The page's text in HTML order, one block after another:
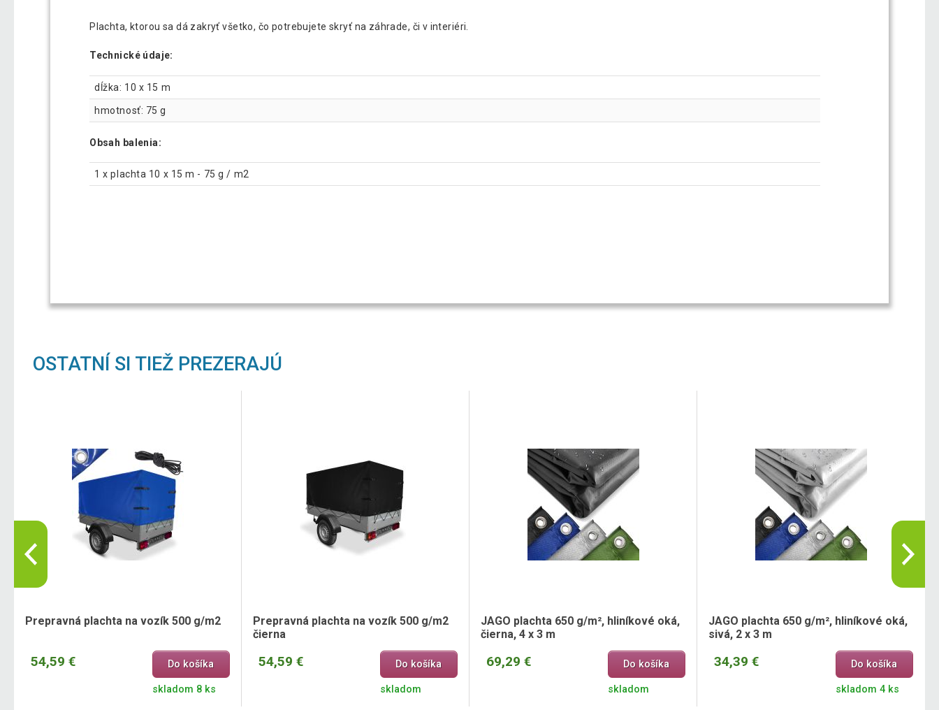
Plachta, ktorou sa dá zakryť všetko, čo potrebujete skryť na záhrade, či v interiéri.
Technické údaje:
dĺžka: 10 x 15 m
hmotnosť: 75 g
Obsah balenia:
1 x plachta 10 x 15 m - 75 g / m2
OSTATNÍ SI TIEŽ PREZERAJÚ
Prepravná plachta na vozík 500 g/m2
54,59 € Do košíka
skladom 8 ks
Prepravná plachta na vozík 500 g/m2
čierna
54,59 € Do košíka
skladom
JAGO plachta 650 g/m², hliníkové oká,
čierna, 4 x 3 m
69,29 € Do košíka
skladom
JAGO plachta 650 g/m², hliníkové oká,
sivá, 2 x 3 m
34,39 € Do košíka
skladom 4 ks